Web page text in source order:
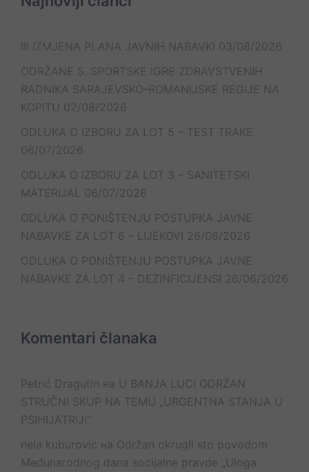
III IZMJENA PLANA JAVNIH NABAVKI 03/08/2026
ODRŽANE 5. SPORTSKE IGRE ZDRAVSTVENIH
RADNIKA SARAJEVSKO-ROMANIJSKE REGIJE NA
KOPITU 02/08/2026
ODLUKA O IZBORU ZA LOT 5 – TEST TRAKE
06/07/2026
ODLUKA O IZBORU ZA LOT 3 – SANITETSKI
MATERIJAL 06/07/2026
ODLUKA O PONIŠTENJU POSTUPKA JAVNE
NABAVKE ZA LOT 6 – LIJEKOVI 26/06/2026
ODLUKA O PONIŠTENJU POSTUPKA JAVNE
NABAVKE ZA LOT 4 – DEZINFICIJENSI 26/06/2026
Komentari članaka
Petrić Dragutin на U BANJA LUCI ODRŽAN
STRUČNI SKUP NA TEMU „URGENTNA STANJA U
PSIHIJATRIJI“
nela kuburovic на Održan okrugli sto povodom
Međunarodnog dana socijalne pravde „Uloga